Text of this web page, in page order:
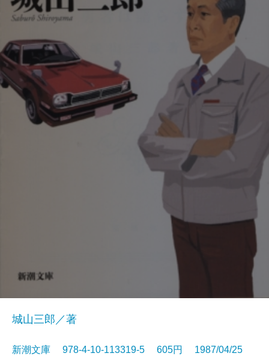
城山三郎／著
新潮文庫 978-4-10-113319-5 605円 1987/04/25